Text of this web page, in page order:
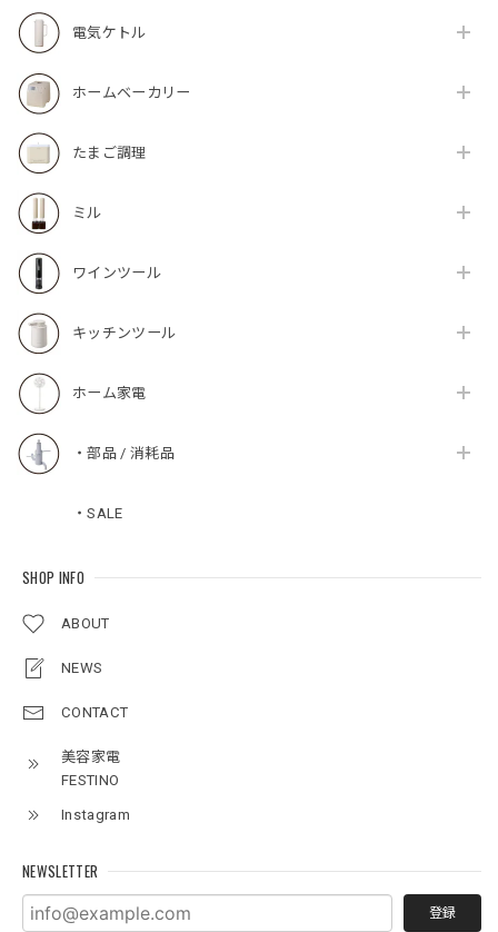
電気ケトル
ホームベーカリー
たまご調理
ミル
ワインツール
キッチンツール
ホーム家電
・部品 / 消耗品
・SALE
SHOP INFO
ABOUT
NEWS
CONTACT
美容家電
FESTINO
Instagram
NEWSLETTER
登録